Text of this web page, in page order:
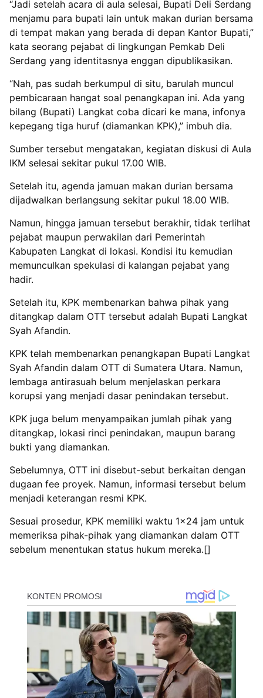
“Jadi setelah acara di aula selesai, Bupati Deli Serdang
menjamu para bupati lain untuk makan durian bersama
di tempat makan yang berada di depan Kantor Bupati,”
kata seorang pejabat di lingkungan Pemkab Deli
Serdang yang identitasnya enggan dipublikasikan.
“Nah, pas sudah berkumpul di situ, barulah muncul
pembicaraan hangat soal penangkapan ini. Ada yang
bilang (Bupati) Langkat coba dicari ke mana, infonya
kepegang tiga huruf (diamankan KPK),” imbuh dia.
Sumber tersebut mengatakan, kegiatan diskusi di Aula
IKM selesai sekitar pukul 17.00 WIB.
Setelah itu, agenda jamuan makan durian bersama
dijadwalkan berlangsung sekitar pukul 18.00 WIB.
Namun, hingga jamuan tersebut berakhir, tidak terlihat
pejabat maupun perwakilan dari Pemerintah
Kabupaten Langkat di lokasi. Kondisi itu kemudian
memunculkan spekulasi di kalangan pejabat yang
hadir.
Setelah itu, KPK membenarkan bahwa pihak yang
ditangkap dalam OTT tersebut adalah Bupati Langkat
Syah Afandin.
KPK telah membenarkan penangkapan Bupati Langkat
Syah Afandin dalam OTT di Sumatera Utara. Namun,
lembaga antirasuah belum menjelaskan perkara
korupsi yang menjadi dasar penindakan tersebut.
KPK juga belum menyampaikan jumlah pihak yang
ditangkap, lokasi rinci penindakan, maupun barang
bukti yang diamankan.
Sebelumnya, OTT ini disebut-sebut berkaitan dengan
dugaan fee proyek. Namun, informasi tersebut belum
menjadi keterangan resmi KPK.
Sesuai prosedur, KPK memiliki waktu 1×24 jam untuk
memeriksa pihak-pihak yang diamankan dalam OTT
sebelum menentukan status hukum mereka.[]